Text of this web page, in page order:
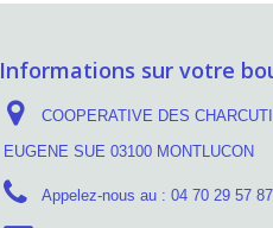
Informations sur votre
COOPERATIVE DES
EUGENE SUE 03100 MONTLUCON
Appelez-nous au : 04 70 29 57 87